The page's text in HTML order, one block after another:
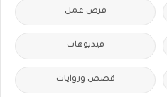
فرص عمل
فيديوهات
قصص وروايات